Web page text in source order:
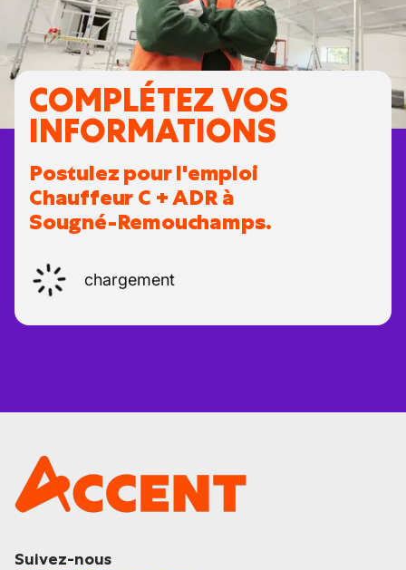
COMPLÉTEZ VOS
INFORMATIONS
Postulez pour l'emploi
Chauffeur C + ADR à
Sougné-Remouchamps.
chargement
Suivez-nous